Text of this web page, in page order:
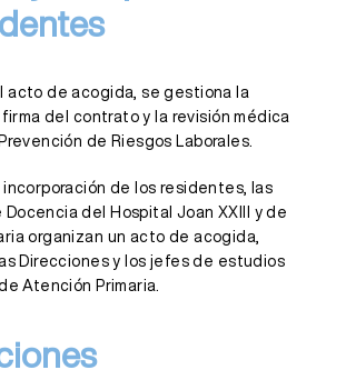
acto de acogida, se gestiona la
del contrato y la revisión médica
de Riesgos Laborales.
incorporación de los residentes, las
Docencia del Hospital Joan XXIII y de
organizan un acto de acogida,
Direcciones y los jefes de estudios
Atención Primaria.